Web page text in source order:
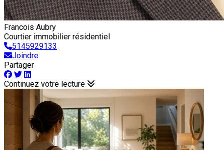
Francois Aubry
Courtier immobilier résidentiel
5145929133
Joindre
Partager
Continuez votre lecture